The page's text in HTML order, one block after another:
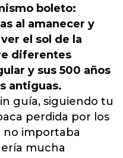
boleto:
al amanecer y
el sol de la
diferentes
y sus 500 años
antiguas.
guía, siguiendo tu
perdida por los
no importaba
mucha